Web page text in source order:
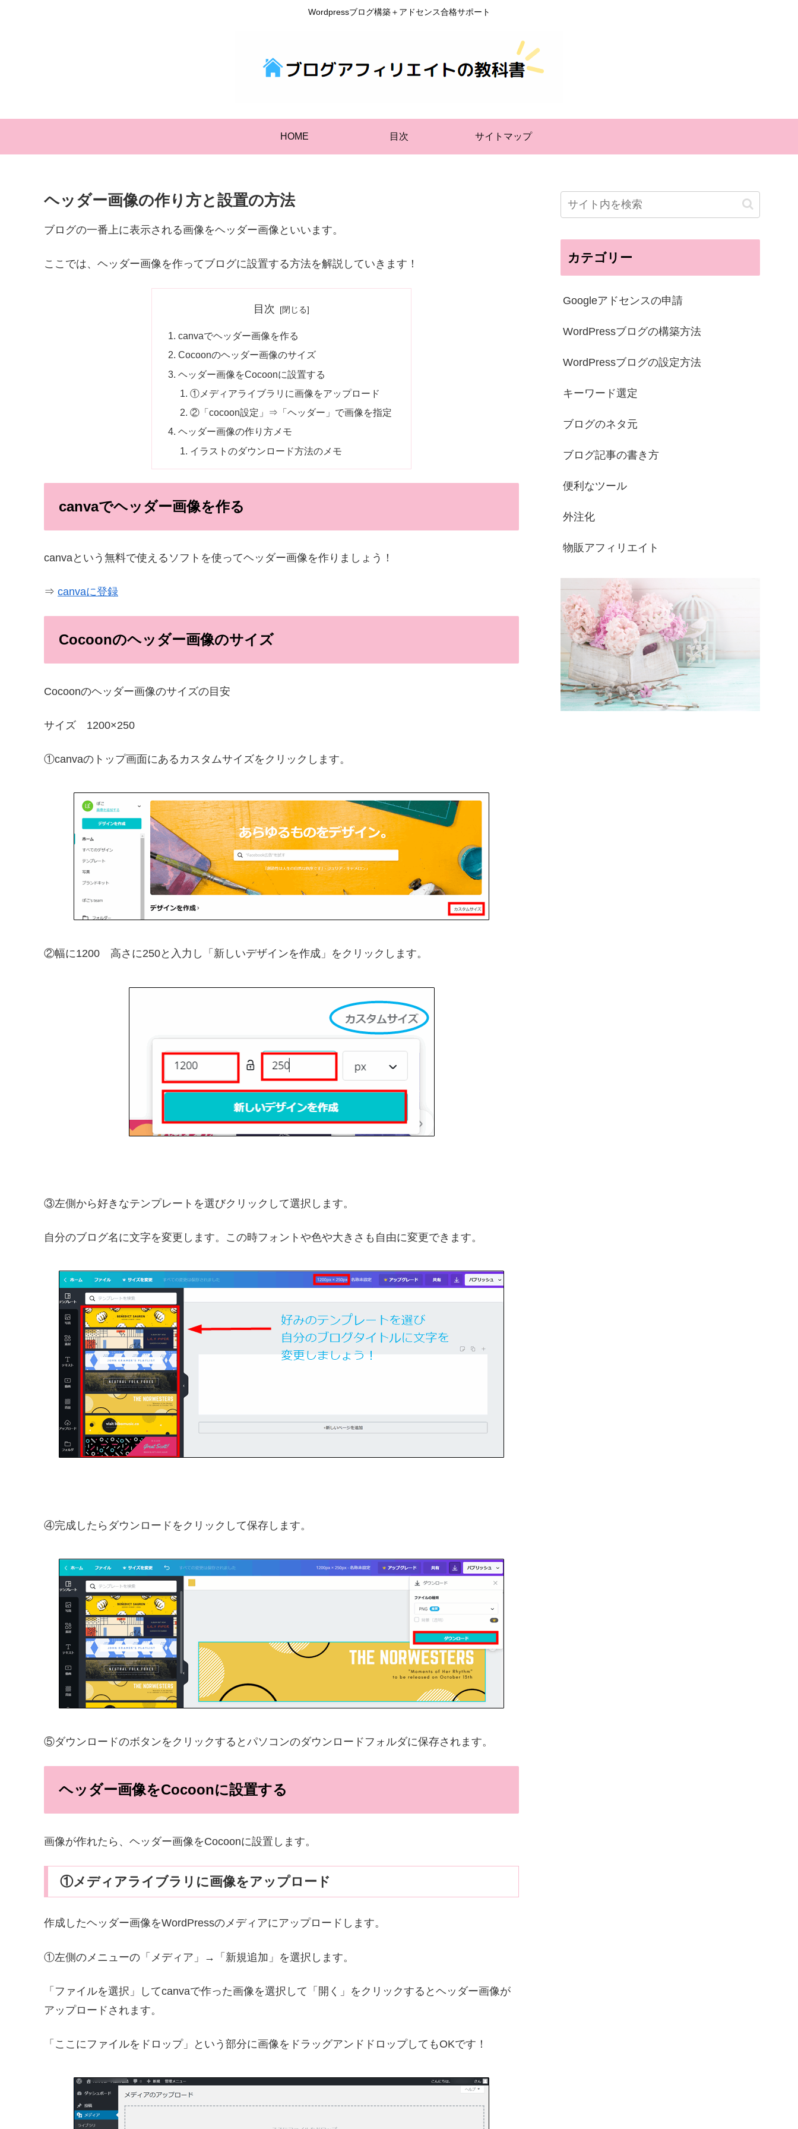
Wordpressブログ構築＋アドセンス合格サポート
HOME 目次 サイトマップ
ヘッダー画像の作り方と設置の方法
ブログの一番上に表示される画像をヘッダー画像といいます。
ここでは、ヘッダー画像を作ってブログに設置する方法を解説していきます！
目次
canvaでヘッダー画像を作る
Cocoonのヘッダー画像のサイズ
ヘッダー画像をCocoonに設置する
①メディアライブラリに画像をアップロード
②「cocoon設定」⇒「ヘッダー」で画像を指定
ヘッダー画像の作り方メモ
イラストのダウンロード方法のメモ
canvaでヘッダー画像を作る
canvaという無料で使えるソフトを使ってヘッダー画像を作りましょう！
⇒ canvaに登録
Cocoonのヘッダー画像のサイズ
Cocoonのヘッダー画像のサイズの目安
サイズ 1200×250
①canvaのトップ画面にあるカスタムサイズをクリックします。
②幅に1200 高さに250と入力し「新しいデザインを作成」をクリックします。
③左側から好きなテンプレートを選びクリックして選択します。
自分のブログ名に文字を変更します。この時フォントや色や大きさも自由に変更できます。
④完成したらダウンロードをクリックして保存します。
⑤ダウンロードのボタンをクリックするとパソコンのダウンロードフォルダに保存されます。
ヘッダー画像をCocoonに設置する
画像が作れたら、ヘッダー画像をCocoonに設置します。
①メディアライブラリに画像をアップロード
作成したヘッダー画像をWordPressのメディアにアップロードします。
①左側のメニューの「メディア」→「新規追加」を選択します。
「ファイルを選択」してcanvaで作った画像を選択して「開く」をクリックするとヘッダー画像が
アップロードされます。
「ここにファイルをドロップ」という部分に画像をドラッグアンドドロップしてもOKです！
カテゴリー
Googleアドセンスの申請
WordPressブログの構築方法
WordPressブログの設定方法
キーワード選定
ブログのネタ元
ブログ記事の書き方
便利なツール
外注化
物販アフィリエイト